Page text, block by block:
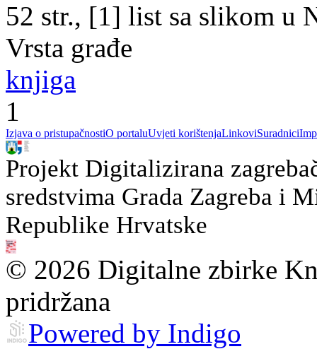
52 str., [1] list sa slikom u
Vrsta građe
knjiga
1
Izjava o pristupačnostiO portaluUvjeti korištenjaLinkoviSuradnici
Projekt Digitalizirana
sredstvima Grada Zagreba i
Republike Hrvatske
© 2026 Digitalne zbirke
pridržana
Powered by Indigo